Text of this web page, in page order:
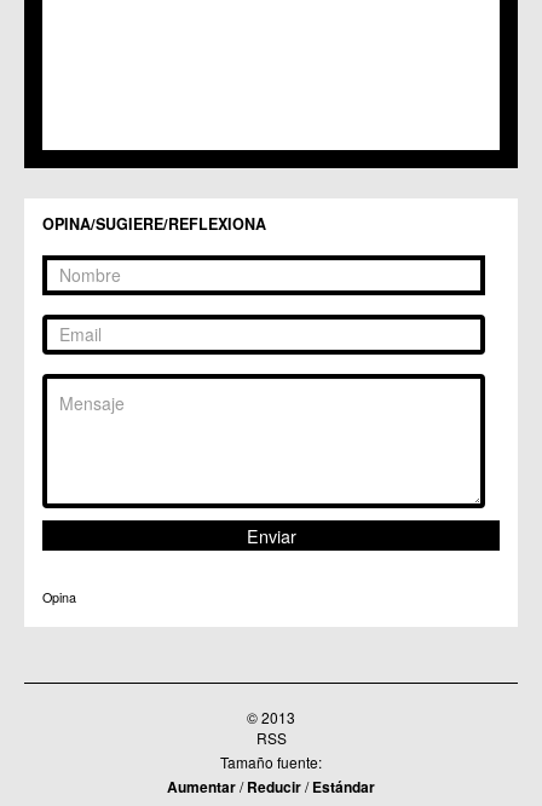
C.C. Zarandona
OPINA/SUGIERE/REFLEXIONA
Opina
© 2013
RSS
Tamaño fuente:
Aumentar/Reducir/Estándar